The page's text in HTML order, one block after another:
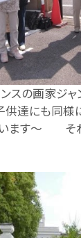
スの画家ジャ
にも同様に
ます～ そ